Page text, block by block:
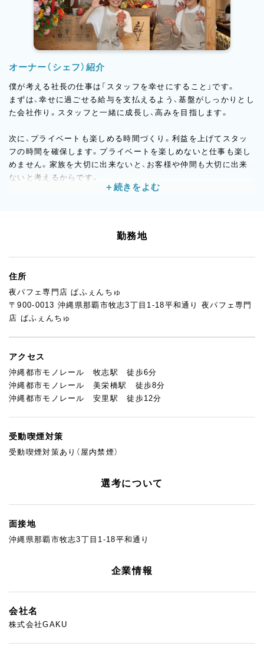
オーナー（シェフ）紹介
僕が考える社長の仕事は「スタッフを幸せにすること」です。
まずは、幸せに過ごせる給与を支払えるよう、基盤がしっかりとし
た会社作り。スタッフと一緒に成長し、高みを目指します。
次に、プライベートも楽しめる時間づくり。利益を上げてスタッ
フの時間を確保します。プライベートを楽しめないと仕事も楽し
めません。家族を大切に出来ないと、お客様や仲間も大切に出来
ないと考えるからです。
探せば必ずあります。その中で、輝くところにスポットを当てて
とわからないと思います。
笑顔で仕事できる空間作りを心掛けています。
と結局、ありがちな綺麗ごとを書いてると思われるかもしれませ
勤務地
住所
夜パフェ専門店 ぱふぇんちゅ
〒900-0013 沖縄県那覇市牧志3丁目1-18平和通り 夜パフェ専門
店 ぱふぇんちゅ
アクセス
沖縄都市モノレール 牧志駅 徒歩6分
沖縄都市モノレール 美栄橋駅 徒歩8分
沖縄都市モノレール 安里駅 徒歩12分
受動喫煙対策
受動喫煙対策あり（屋内禁煙）
選考について
面接地
沖縄県那覇市牧志3丁目1-18平和通り
企業情報
会社名
株式会社GAKU